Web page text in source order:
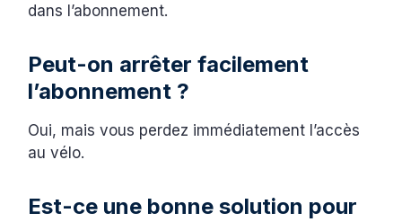
dans l’abonnement.
Peut-on arrêter facilement
l’abonnement ?
Oui, mais vous perdez immédiatement l’accès
au vélo.
Est-ce une bonne solution pour